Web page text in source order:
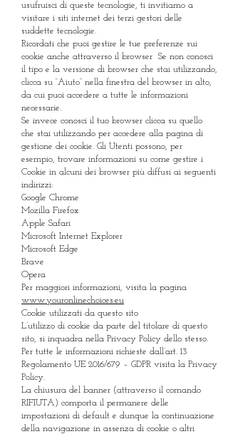
usufruisci di queste tecnologie, ti invitiamo a
visitare i siti internet dei terzi gestori delle
suddette tecnologie.
Ricordati che puoi gestire le tue preferenze sui
cookie anche attraverso il browser Se non conosci
il tipo e la versione di browser che stai utilizzando,
clicca su “Aiuto” nella finestra del browser in alto,
da cui puoi accedere a tutte le informazioni
necessarie.
Se invece conosci il tuo browser clicca su quello
che stai utilizzando per accedere alla pagina di
gestione dei cookie. Gli Utenti possono, per
esempio, trovare informazioni su come gestire i
Cookie in alcuni dei browser più diffusi ai seguenti
indirizzi:
Google Chrome
Mozilla Firefox
Apple Safari
Microsoft Internet Explorer
Microsoft Edge
Brave
Opera
Per maggiori informazioni, visita la pagina
www.youronlinechoices.eu
Cookie utilizzati da questo sito
L’utilizzo di cookie da parte del titolare di questo
sito, si inquadra nella Privacy Policy dello stesso.
Per tutte le informazioni richieste dall’art. 13
Regolamento UE 2016/679 – GDPR visita la Privacy
Policy.
La chiusura del banner (attraverso il comando
RIFIUTA) comporta il permanere delle
impostazioni di default e dunque la continuazione
della navigazione in assenza di cookie o altri